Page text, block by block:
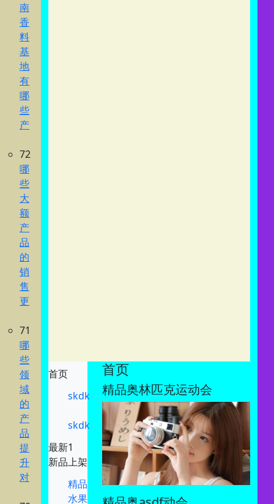
南
香
料
基
地
有
哪
些
产
72
哪
些
大
额
产
品
的
销
售
更
71
哪
些
领
域
的
产
品
提
升
对
首页
skdk
skdk
最新1
新品上架
精品
水果
首页
精品奥林匹克运动会